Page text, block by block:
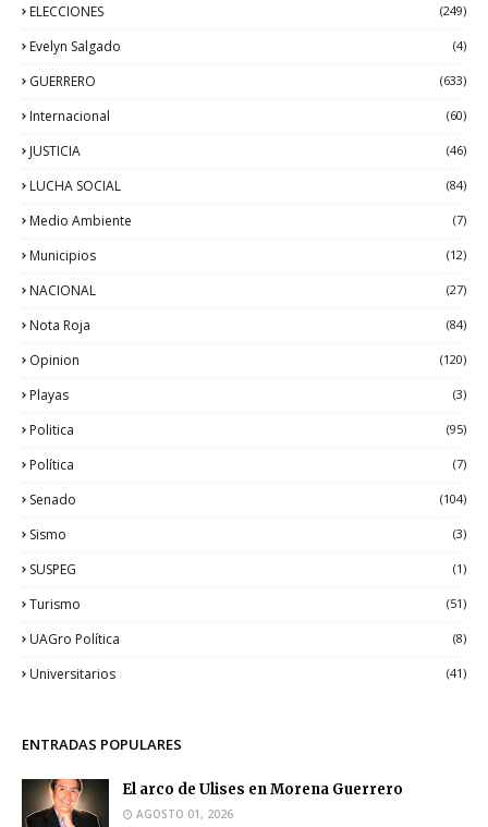
ELECCIONES (249)
Evelyn Salgado (4)
GUERRERO (633)
Internacional (60)
JUSTICIA (46)
LUCHA SOCIAL (84)
Medio Ambiente (7)
Municipios (12)
NACIONAL (27)
Nota Roja (84)
Opinion (120)
Playas (3)
Politica (95)
Política (7)
Senado (104)
Sismo (3)
SUSPEG (1)
Turismo (51)
UAGro Política (8)
Universitarios (41)
ENTRADAS POPULARES
El arco de Ulises en Morena Guerrero
AGOSTO 01, 2026